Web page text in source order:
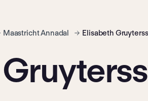
Maastricht Annadal Elisabeth